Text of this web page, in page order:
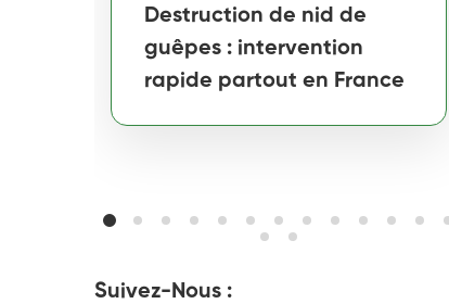
Destruction de nid de
guêpes : intervention
rapide partout en France
Suivez-Nous :